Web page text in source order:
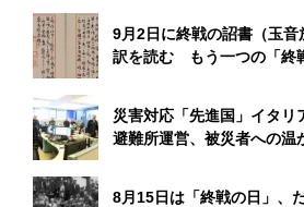
9月2日に終戦の詔書（玉
訳を読む もう一つの「終
災害対応「先進国」イタ
避難所運営、被災者への温
8月15日は「終戦の日」、